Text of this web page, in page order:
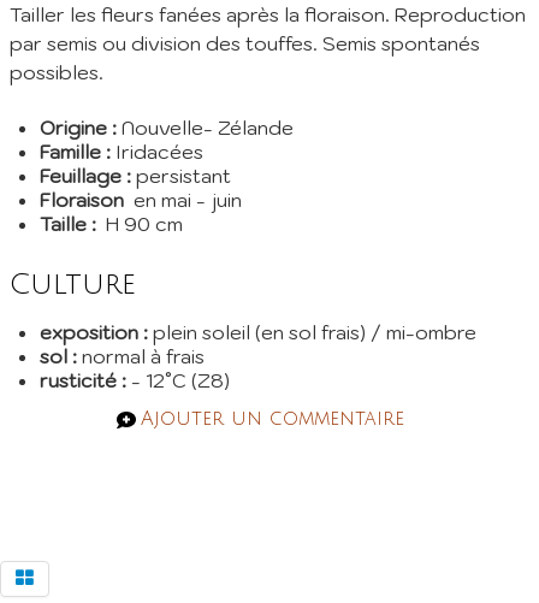
Tailler les fleurs fanées après la floraison. Reproduction
par semis ou division des touffes. Semis spontanés
possibles.
Origine : Nouvelle- Zélande
Famille : Iridacées
Feuillage : persistant
Floraison en mai - juin
Taille : H 90 cm
Culture
exposition : plein soleil (en sol frais) / mi-ombre
sol : normal à frais
rusticité : - 12°C (Z8)
Ajouter un commentaire